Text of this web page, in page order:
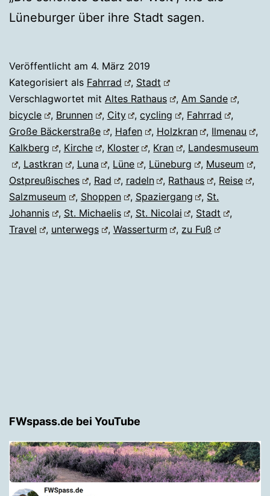
Lüneburger über ihre Stadt sagen.
Veröffentlicht am 4. März 2019
Kategorisiert als Fahrrad , Stadt
Verschlagwortet mit Altes Rathaus , Am Sande
,
bicycle
, Brunnen , City ,cycling , Fahrrad
,
Große Bäckerstraße
, Hafen , Holzkran , Ilmenau
,
Kalkberg
, Kirche , Kloster , Kran , Landesmuseum
, Lastkran , Luna , Lüne , Lüneburg , Museum
,
Ostpreußisches
, Rad , radeln , Rathaus , Reise
,
Salzmuseum
, Shoppen , Spaziergang , St.
Johannis
, St. Michaelis , St. Nicolai , Stadt
,
Travel
, unterwegs , Wasserturm , zu Fuß
FWspass.de bei YouTube